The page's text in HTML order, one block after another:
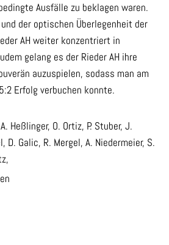
Ausfälle zu beklagen waren.
der optischen Überlegenheit der
AH weiter konzentriert in
gelang es der Rieder AH ihre
auzuspielen, sodass man am
Erfolg verbuchen konnte.
Heßlinger, O. Ortiz, P. Stuber, J.
D. Galic, R. Mergel, A. Niedermeier, S.